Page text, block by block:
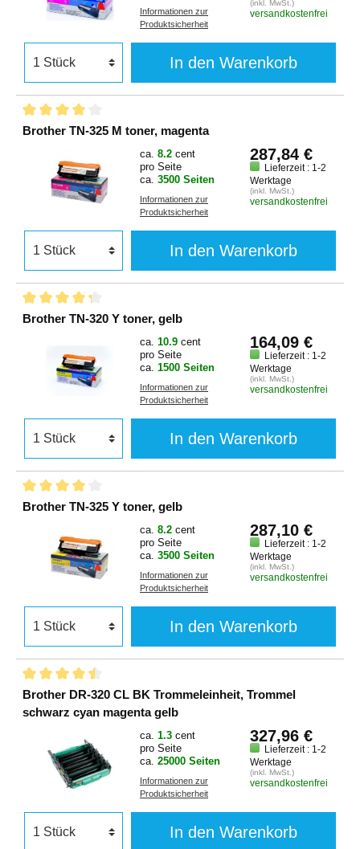
Informationen zur
Produktsicherheit
(inkl. MwSt.)
versandkostenfrei
In den Warenkorb
Brother TN-325 M toner, magenta
ca. 8.2 cent
pro Seite
ca. 3500 Seiten
Informationen zur
Produktsicherheit
287,84 €
Lieferzeit : 1-2
Werktage
(inkl. MwSt.)
versandkostenfrei
In den Warenkorb
Brother TN-320 Y toner, gelb
ca. 10.9 cent
pro Seite
ca. 1500 Seiten
Informationen zur
Produktsicherheit
164,09 €
Lieferzeit : 1-2
Werktage
(inkl. MwSt.)
versandkostenfrei
In den Warenkorb
Brother TN-325 Y toner, gelb
ca. 8.2 cent
pro Seite
ca. 3500 Seiten
Informationen zur
Produktsicherheit
287,10 €
Lieferzeit : 1-2
Werktage
(inkl. MwSt.)
versandkostenfrei
In den Warenkorb
Brother DR-320 CL BK Trommeleinheit, Trommel
schwarz cyan magenta gelb
ca. 1.3 cent
pro Seite
ca. 25000 Seiten
Informationen zur
Produktsicherheit
327,96 €
Lieferzeit : 1-2
Werktage
(inkl. MwSt.)
versandkostenfrei
In den Warenkorb